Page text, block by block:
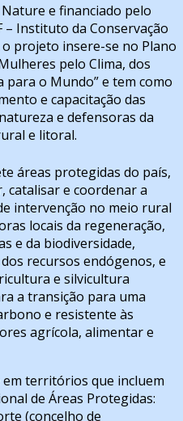
e financiado pelo
– Instituto da Conservação
projeto insere-se no Plano
pelo Clima, dos
para o Mundo” e tem como
e capacitação das
e defensoras da
e litoral.
áreas protegidas do país,
catalisar e coordenar a
intervenção no meio rural
locais da regeneração,
e da biodiversidade,
recursos endógenos, e
e silvicultura
a transição para uma
e resistente às
agrícola, alimentar e
territórios que incluem
de Áreas Protegidas:
(concelho de